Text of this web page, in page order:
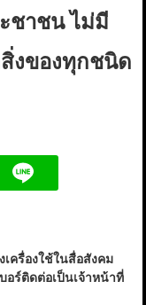
ชาชน ไม่มี
งของทุกชนิด
ครื่องใช้ในสื่อสังคม
อร์ติดต่อเป็นเจ้าหน้าที่